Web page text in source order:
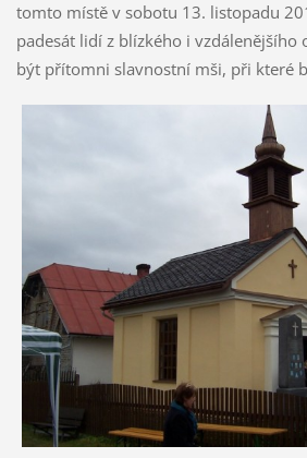
tomto místě v sobotu 13. listopadu
padesát lidí z blízkého i
být přítomni slavnostní mši, při které